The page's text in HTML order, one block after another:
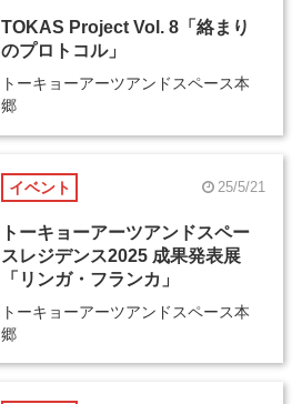
TOKAS Project Vol. 8「絡まり
のプロトコル」
トーキョーアーツアンドスペース本
郷
イベント 25/5/21
トーキョーアーツアンドスペー
スレジデンス2025 成果発表展
「リンガ・フランカ」
トーキョーアーツアンドスペース本
郷